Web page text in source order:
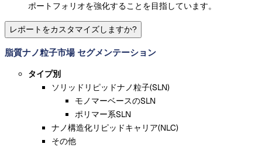
ポートフォリオを強化することを目指しています。
レポートをカスタマイズしますか?
脂質ナノ粒子市場 セグメンテーション
タイプ別
ソリッドリピッドナノ粒子(SLN)
モノマーベースのSLN
ポリマー系SLN
ナノ構造化リピッドキャリア(NLC)
その他